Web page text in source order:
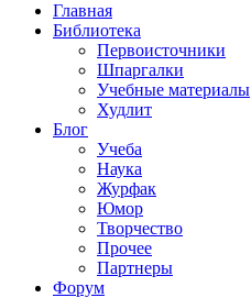
Главная
Библиотека
Первоисточники
Шпаргалки
Учебные материалы
Худлит
Блог
Учеба
Наука
Журфак
Юмор
Творчество
Прочее
Партнеры
Форум